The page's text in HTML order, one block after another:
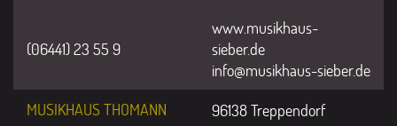
(06441) 23 55 9
www.musikhaus-
sieber.de
info@musikhaus-sieber.de
MUSIKHAUS THOMANN
96138 Treppendorf